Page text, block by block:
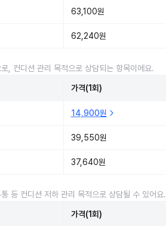
63,100원
62,240원
, 컨디션 관리 목적으로 상담되는 항목이에요.
가격(1회)
14,900원
39,550원
37,640원
등 컨디션 저하 관리 목적으로 상담될 수 있어요.
가격(1회)